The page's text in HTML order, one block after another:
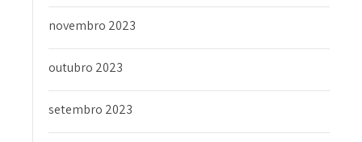
novembro 2023
outubro 2023
setembro 2023